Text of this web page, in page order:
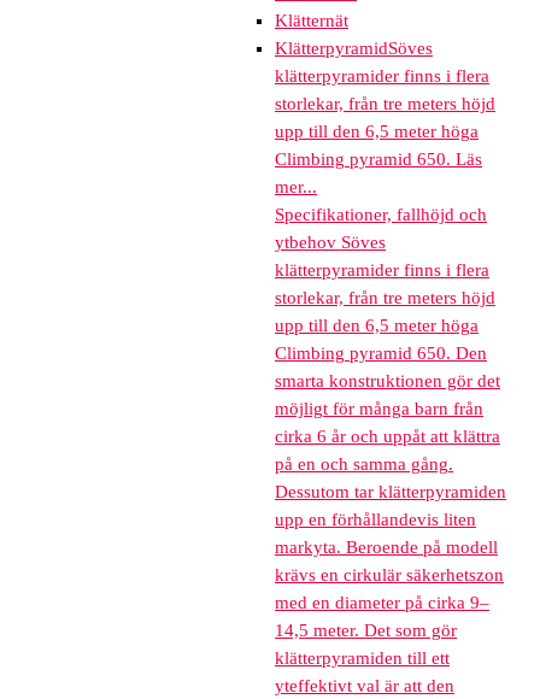
Klätternät
KlätterpyramidSöves
klätterpyramider finns i flera
storlekar, från tre meters höjd
upp till den 6,5 meter höga
Climbing pyramid 650. Läs
mer...
Specifikationer, fallhöjd och
ytbehov Söves
klätterpyramider finns i flera
storlekar, från tre meters höjd
upp till den 6,5 meter höga
Climbing pyramid 650. Den
smarta konstruktionen gör det
möjligt för många barn från
cirka 6 år och uppåt att klättra
på en och samma gång.
Dessutom tar klätterpyramiden
upp en förhållandevis liten
markyta. Beroende på modell
krävs en cirkulär säkerhetszon
med en diameter på cirka 9–
14,5 meter. Det som gör
klätterpyramiden till ett
yteffektivt val är att den